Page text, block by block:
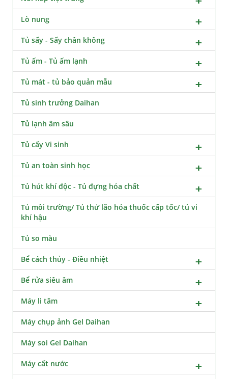
Lò nung
Tủ sấy - Sấy chân không
Tủ ấm - Tủ ấm lạnh
Tủ mát - tủ bảo quản mẫu
Tủ sinh trưởng Daihan
Tủ lạnh âm sâu
Tủ cấy Vi sinh
Tủ an toàn sinh học
Tủ hút khí độc - Tủ đựng hóa chất
Tủ môi trường/ Tủ thử lão hóa thuốc cấp tốc/ tủ vi
khí hậu
Tủ so màu
Bể cách thủy - Điều nhiệt
Bể rửa siêu âm
Máy li tâm
Máy chụp ảnh Gel Daihan
Máy soi Gel Daihan
Máy cất nước